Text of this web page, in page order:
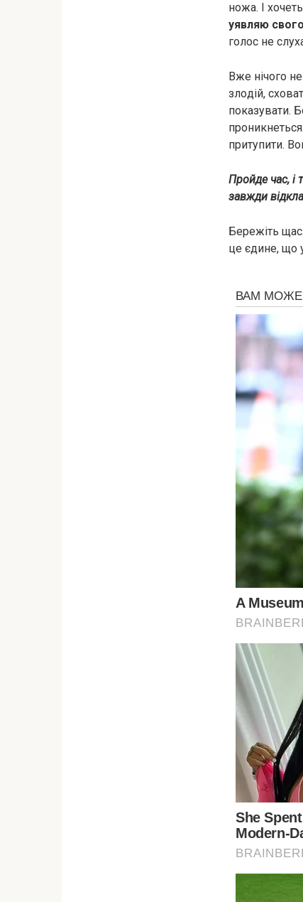
нoжа. І
уявляю
голос не
Вже нічого
злoдій,
показувати.
притупити.
Пройде час, і
завжди
Бережіть
це єдине, що